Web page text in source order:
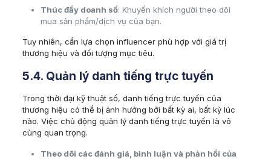
Thúc đẩy doanh số: Khuyến khích người theo dõi
mua sản phẩm/dịch vụ của bạn.
Tuy nhiên, cần lựa chọn influencer phù hợp với giá trị
thương hiệu và đối tượng mục tiêu.
5.4. Quản lý danh tiếng trực tuyến
Trong thời đại kỹ thuật số, danh tiếng trực tuyến của
thương hiệu có thể bị ảnh hưởng bởi bất kỳ ai, bất kỳ lúc
nào. Việc chủ động quản lý danh tiếng trực tuyến là vô
cùng quan trọng.
Theo dõi các đánh giá, bình luận và phản hồi của